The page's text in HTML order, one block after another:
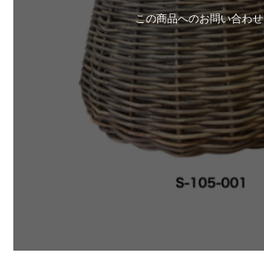
この商品へのお問い合わせ